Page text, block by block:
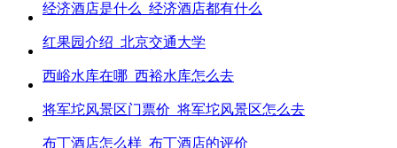
经济酒店是什么_经济酒店都有什么
红果园介绍_北京交通大学
西峪水库在哪_西裕水库怎么去
将军坨风景区门票价_将军坨风景区怎么去
布丁酒店怎么样_布丁酒店的评价